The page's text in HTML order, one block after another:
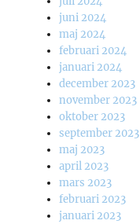
juni 2024
maj 2024
februari 2024
januari 2024
december 2023
november 2023
oktober 2023
september 2023
maj 2023
april 2023
mars 2023
februari 2023
januari 2023